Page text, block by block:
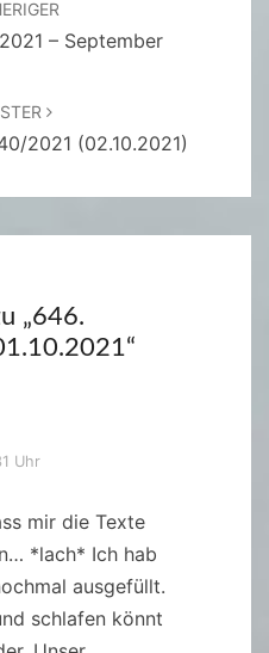
– September
2021 (02.10.2021)
„646.
“
Uhr
mir die Texte
*lach* Ich hab
ausgefüllt.
schlafen könnt